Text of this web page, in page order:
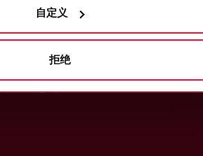
自定义
拒绝
(Kunshan)